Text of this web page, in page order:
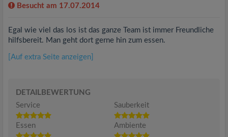
Besucht am 17.07.2014
Egal wie viel das los ist das ganze Team ist immer Freundliche
hilfsbereit. Man geht dort gerne hin zum essen.
[Auf extra Seite anzeigen]
DETAILBEWERTUNG
Service
Sauberkeit
Essen Ambiente